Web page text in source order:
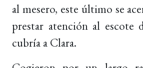
al mesero, este último se
prestar atención al escote
cubría a Clara.